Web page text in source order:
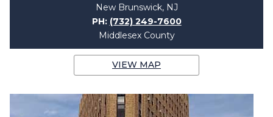
New Brunswick, NJ
PH: (732) 249-7600
Middlesex County
VIEW MAP